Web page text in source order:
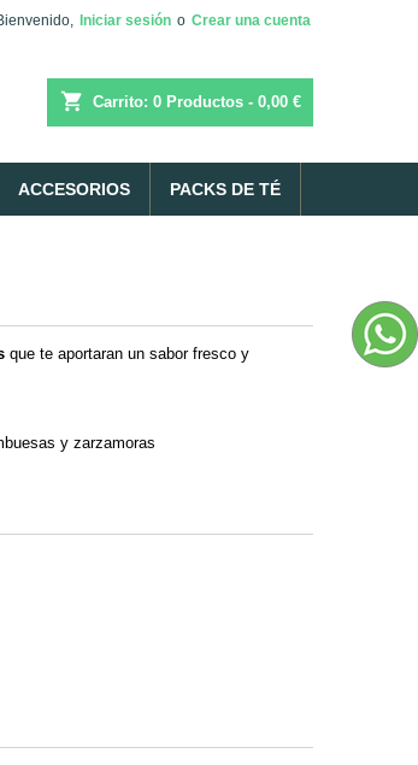
Iniciar sesión o Crear una cuenta
shopping_cart Carrito: 0 Productos - 0,00 €
ACCESORIOS PACKS DE TÉ
que te aportaran un sabor fresco y
y zarzamoras